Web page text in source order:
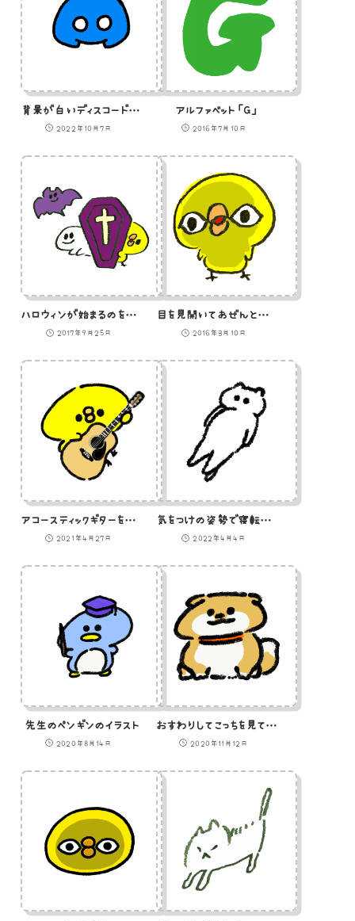
背景が白いディスコードのアイコン
2022年10月7日
アルファベット「G」
2016年7月10日
ハロウィンが始まるのを今か今かと待ち望むおばけとひよことこうもり
2017年9月25日
目を見開いてあぜんとするひよこのイラスト
2016年3月10日
アコースティックギターを弾くひよこのイラスト
2021年4月27日
気をつけの姿勢で寝転ぶ白猫のイラスト
2022年4月4日
先生のペンギンのイラスト
2020年8月14日
おすわりしてこっちを見てくるしば犬のイラスト
2020年11月12日